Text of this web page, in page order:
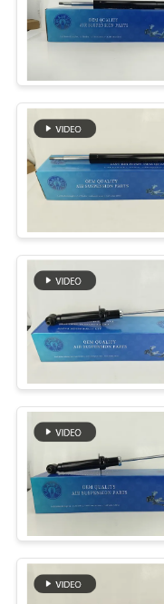
Audi-
Teile
der
Land
Teile